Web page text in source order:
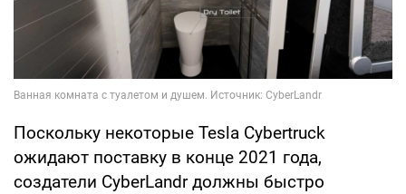
Поскольку некоторые Tesla Cybertruck
ожидают поставку в конце 2021 года,
создатели CyberLandr должны быстро